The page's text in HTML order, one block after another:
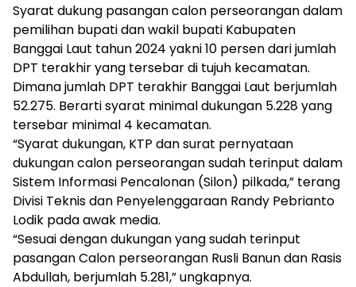
Syarat dukung pasangan calon perseorangan dalam
pemilihan bupati dan wakil bupati Kabupaten
Banggai Laut tahun 2024 yakni 10 persen dari jumlah
DPT terakhir yang tersebar di tujuh kecamatan.
Dimana jumlah DPT terakhir Banggai Laut berjumlah
52.275. Berarti syarat minimal dukungan 5.228 yang
tersebar minimal 4 kecamatan.
“Syarat dukungan, KTP dan surat pernyataan
dukungan calon perseorangan sudah terinput dalam
Sistem Informasi Pencalonan (Silon) pilkada,” terang
Divisi Teknis dan Penyelenggaraan Randy Pebrianto
Lodik pada awak media.
“Sesuai dengan dukungan yang sudah terinput
pasangan Calon perseorangan Rusli Banun dan Rasis
Abdullah, berjumlah 5.281,” ungkapnya.